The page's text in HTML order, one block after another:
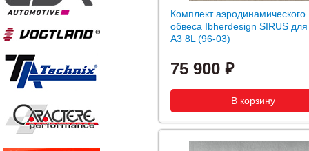
Комплект аэродинамического
обвеса Ibherdesign SIRUS
A3 8L (96-03)
75 900